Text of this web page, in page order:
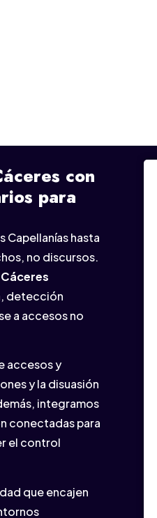
con
para
Capellanías hasta
no discursos.
detección
a accesos no
accesos y
y la disuasión
integramos
conectadas para
el control
que encajen